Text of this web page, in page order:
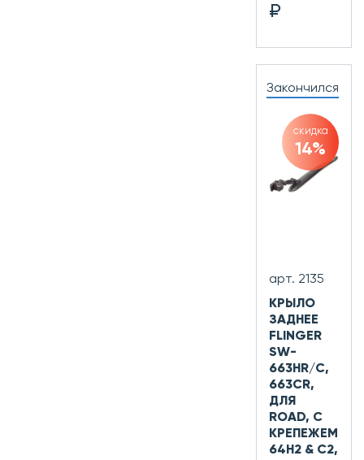
₽
Закончился
скидка
14%
арт. 2135
КРЫЛО
ЗАДНЕЕ
FLINGER
SW-
663HR/C,
663CR,
ДЛЯ
ROAD, С
КРЕПЕЖЕМ
64H2 & C2,